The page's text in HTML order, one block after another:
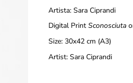
Artista: Sara Ciprandi
Digital Print Sconosciuta
Size: 30x42 cm (A3)
Artist: Sara Ciprandi